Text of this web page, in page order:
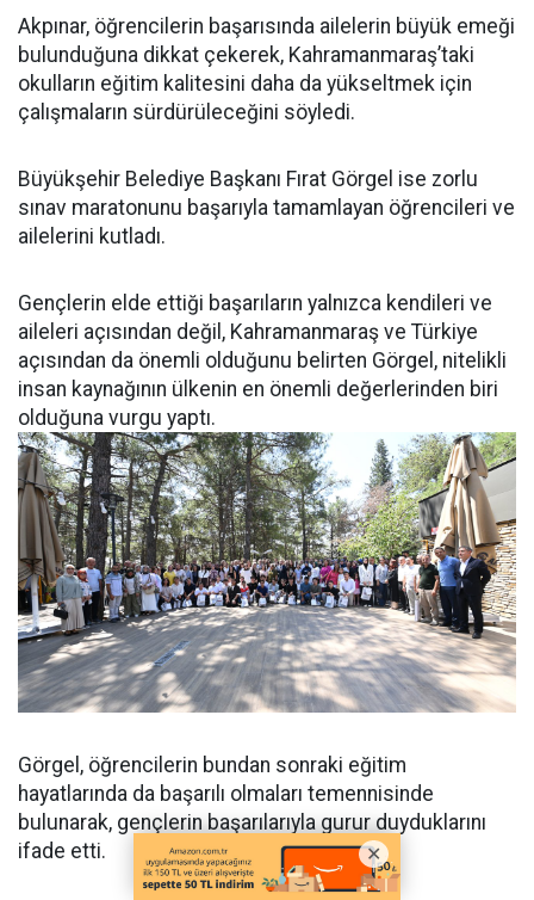
Akpınar, öğrencilerin başarısında ailelerin büyük emeği
bulunduğuna dikkat çekerek, Kahramanmaraş’taki
okulların eğitim kalitesini daha da yükseltmek için
çalışmaların sürdürüleceğini söyledi.
Büyükşehir Belediye Başkanı Fırat Görgel ise zorlu
sınav maratonunu başarıyla tamamlayan öğrencileri ve
ailelerini kutladı.
Gençlerin elde ettiği başarıların yalnızca kendileri ve
aileleri açısından değil, Kahramanmaraş ve Türkiye
açısından da önemli olduğunu belirten Görgel, nitelikli
insan kaynağının ülkenin en önemli değerlerinden biri
olduğuna vurgu yaptı.
Görgel, öğrencilerin bundan sonraki eğitim
hayatlarında da başarılı olmaları temennisinde
bulunarak, gençlerin başarılarıyla gurur duyduklarını
ifade etti.